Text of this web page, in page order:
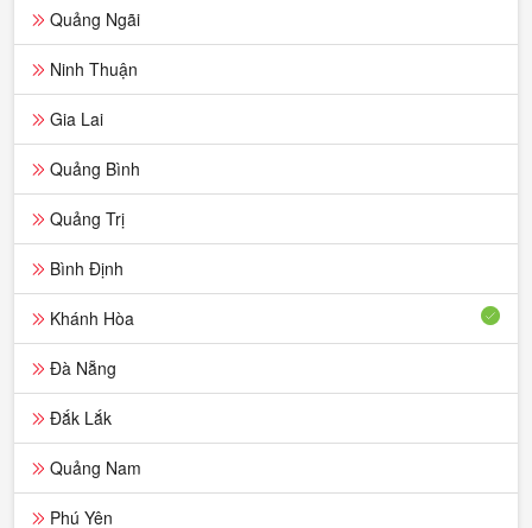
Quảng Ngãi
Ninh Thuận
Gia Lai
Quảng Bình
Quảng Trị
Bình Định
Khánh Hòa
Đà Nẵng
Đắk Lắk
Quảng Nam
Phú Yên